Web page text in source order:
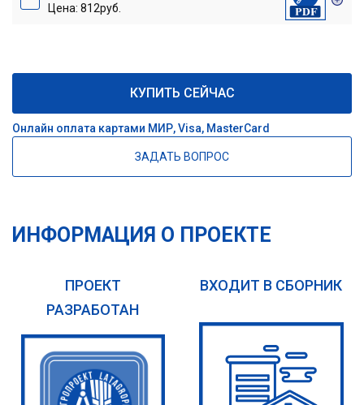
Цена: 812руб.
КУПИТЬ СЕЙЧАС
Онлайн оплата картами МИР, Visa, MasterCard
ЗАДАТЬ ВОПРОС
ИНФОРМАЦИЯ О ПРОЕКТЕ
ПРОЕКТ
РАЗРАБОТАН
ВХОДИТ В СБОРНИК